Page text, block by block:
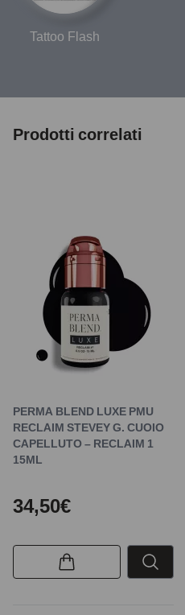
Tattoo Flash
Prodotti correlati
PERMA BLEND LUXE PMU
RECLAIM STEVEY G. CUOIO
CAPELLUTO – RECLAIM 1
15ML
34,50€